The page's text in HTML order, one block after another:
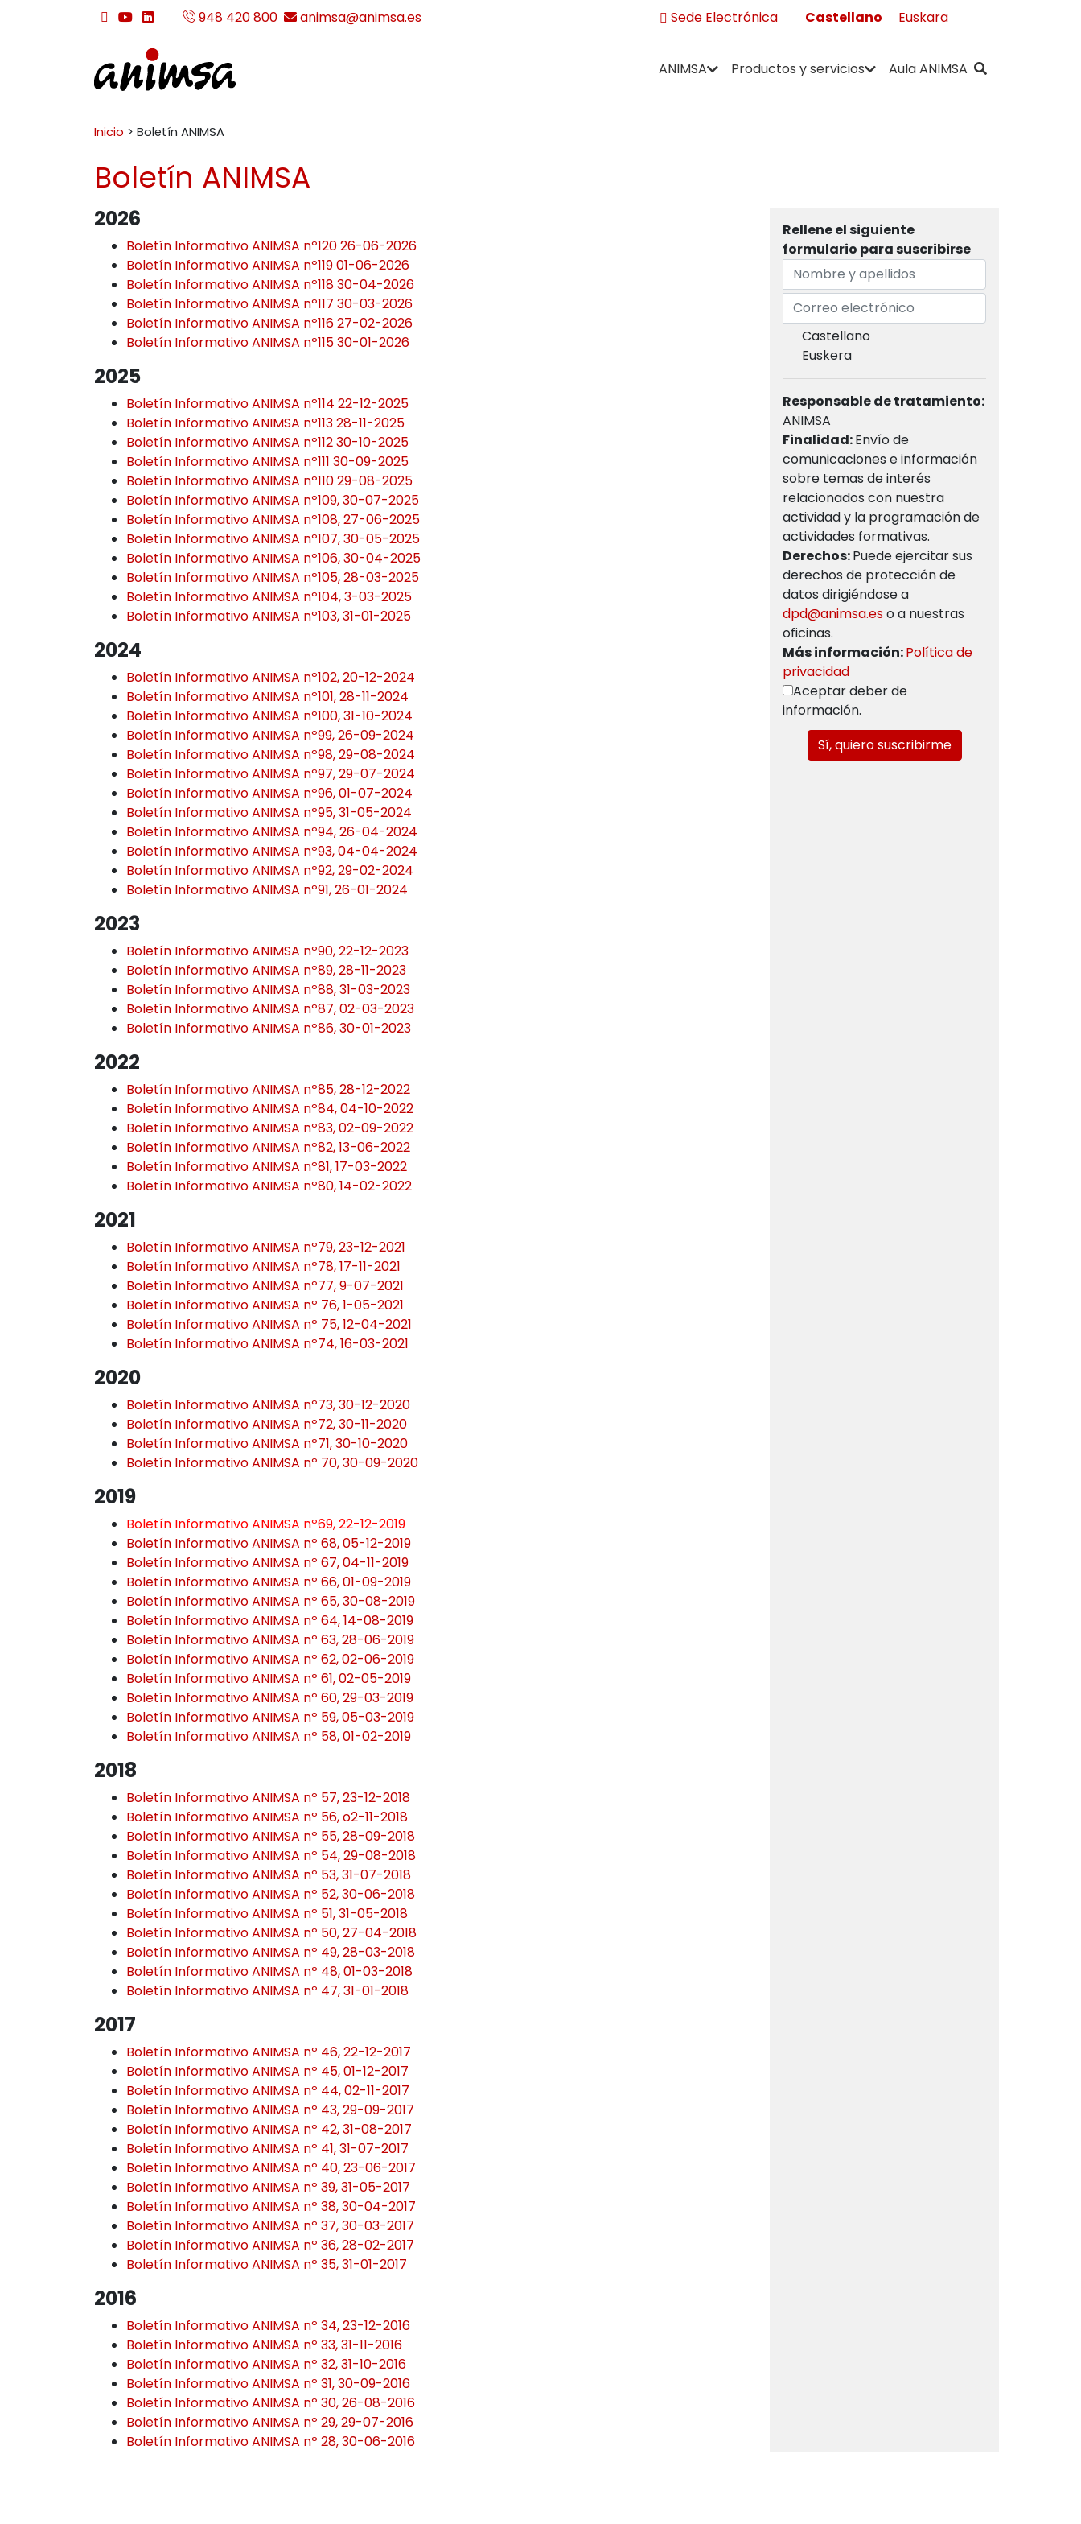
twitteryoutubelinkedin 948 420 800 animsa@animsa.es Sede Electrónica Castellano Euskara
ANIMSA ANIMSA Productos y servicios Aula ANIMSA " . __(
Inicio > Boletín ANIMSA
Boletín ANIMSA
2026
Boletín Informativo ANIMSA nº120 26-06-2026
Boletín Informativo ANIMSA nº119 01-06-2026
Boletín Informativo ANIMSA nº118 30-04-2026
Boletín Informativo ANIMSA nº117 30-03-2026
Boletín Informativo ANIMSA nº116 27-02-2026
Boletín Informativo ANIMSA nº115 30-01-2026
2025
Boletín Informativo ANIMSA nº114 22-12-2025
Boletín Informativo ANIMSA nº113 28-11-2025
Boletín Informativo ANIMSA nº112 30-10-2025
Boletín Informativo ANIMSA nº111 30-09-2025
Boletín Informativo ANIMSA nº110 29-08-2025
Boletín Informativo ANIMSA nº109, 30-07-2025
Boletín Informativo ANIMSA nº108, 27-06-2025
Boletín Informativo ANIMSA nº107, 30-05-2025
Boletín Informativo ANIMSA nº106, 30-04-2025
Boletín Informativo ANIMSA nº105, 28-03-2025
Boletín Informativo ANIMSA nº104, 3-03-2025
Boletín Informativo ANIMSA nº103, 31-01-2025
2024
Boletín Informativo ANIMSA nº102, 20-12-2024
Boletín Informativo ANIMSA nº101, 28-11-2024
Boletín Informativo ANIMSA nº100, 31-10-2024
Boletín Informativo ANIMSA nº99, 26-09-2024
Boletín Informativo ANIMSA nº98, 29-08-2024
Boletín Informativo ANIMSA nº97, 29-07-2024
Boletín Informativo ANIMSA nº96, 01-07-2024
Boletín Informativo ANIMSA nº95, 31-05-2024
Boletín Informativo ANIMSA nº94, 26-04-2024
Boletín Informativo ANIMSA nº93, 04-04-2024
Boletín Informativo ANIMSA nº92, 29-02-2024
Boletín Informativo ANIMSA nº91, 26-01-2024
2023
Boletín Informativo ANIMSA nº90, 22-12-2023
Boletín Informativo ANIMSA nº89, 28-11-2023
Boletín Informativo ANIMSA nº88, 31-03-2023
Boletín Informativo ANIMSA nº87, 02-03-2023
Boletín Informativo ANIMSA nº86, 30-01-2023
2022
Boletín Informativo ANIMSA nº85, 28-12-2022
Boletín Informativo ANIMSA nº84, 04-10-2022
Boletín Informativo ANIMSA nº83, 02-09-2022
Boletín Informativo ANIMSA nº82, 13-06-2022
Boletín Informativo ANIMSA nº81, 17-03-2022
Boletín Informativo ANIMSA nº80, 14-02-2022
2021
Boletín Informativo ANIMSA nº79, 23-12-2021
Boletín Informativo ANIMSA nº78, 17-11-2021
Boletín Informativo ANIMSA nº77, 9-07-2021
Boletín Informativo ANIMSA nº 76, 1-05-2021
Boletín Informativo ANIMSA nº 75, 12-04-2021
Boletín Informativo ANIMSA nº74, 16-03-2021
2020
Boletín Informativo ANIMSA nº73, 30-12-2020
Boletín Informativo ANIMSA nº72, 30-11-2020
Boletín Informativo ANIMSA nº71, 30-10-2020
Boletín Informativo ANIMSA nº 70, 30-09-2020
2019
Boletín Informativo ANIMSA nº69, 22-12-2019
Boletín Informativo ANIMSA nº 68, 05-12-2019
Boletín Informativo ANIMSA nº 67, 04-11-2019
Boletín Informativo ANIMSA nº 66, 01-09-2019
Boletín Informativo ANIMSA nº 65, 30-08-2019
Boletín Informativo ANIMSA nº 64, 14-08-2019
Boletín Informativo ANIMSA nº 63, 28-06-2019
Boletín Informativo ANIMSA nº 62, 02-06-2019
Boletín Informativo ANIMSA nº 61, 02-05-2019
Boletín Informativo ANIMSA nº 60, 29-03-2019
Boletín Informativo ANIMSA nº 59, 05-03-2019
Boletín Informativo ANIMSA nº 58, 01-02-2019
2018
Boletín Informativo ANIMSA nº 57, 23-12-2018
Boletín Informativo ANIMSA nº 56, o2-11-2018
Boletín Informativo ANIMSA nº 55, 28-09-2018
Boletín Informativo ANIMSA nº 54, 29-08-2018
Boletín Informativo ANIMSA nº 53, 31-07-2018
Boletín Informativo ANIMSA nº 52, 30-06-2018
Boletín Informativo ANIMSA nº 51, 31-05-2018
Boletín Informativo ANIMSA nº 50, 27-04-2018
Boletín Informativo ANIMSA nº 49, 28-03-2018
Boletín Informativo ANIMSA nº 48, 01-03-2018
Boletín Informativo ANIMSA nº 47, 31-01-2018
2017
Boletín Informativo ANIMSA nº 46, 22-12-2017
Boletín Informativo ANIMSA nº 45, 01-12-2017
Boletín Informativo ANIMSA nº 44, 02-11-2017
Boletín Informativo ANIMSA nº 43, 29-09-2017
Boletín Informativo ANIMSA nº 42, 31-08-2017
Boletín Informativo ANIMSA nº 41, 31-07-2017
Boletín Informativo ANIMSA nº 40, 23-06-2017
Boletín Informativo ANIMSA nº 39, 31-05-2017
Boletín Informativo ANIMSA nº 38, 30-04-2017
Boletín Informativo ANIMSA nº 37, 30-03-2017
Boletín Informativo ANIMSA nº 36, 28-02-2017
Boletín Informativo ANIMSA nº 35, 31-01-2017
2016
Boletín Informativo ANIMSA nº 34, 23-12-2016
Boletín Informativo ANIMSA nº 33, 31-11-2016
Boletín Informativo ANIMSA nº 32, 31-10-2016
Boletín Informativo ANIMSA nº 31, 30-09-2016
Boletín Informativo ANIMSA nº 30, 26-08-2016
Boletín Informativo ANIMSA nº 29, 29-07-2016
Boletín Informativo ANIMSA nº 28, 30-06-2016
Rellene el siguiente
formulario para suscribirse
Nombre y apellidos
Correo electrónico
Castellano
Euskera
Responsable de tratamiento:
ANIMSA
Finalidad:Envío de
comunicaciones e información
sobre temas de interés
relacionados con nuestra
actividad y la programación de
actividades formativas.
Derechos:Puede ejercitar sus
derechos de protección de
datos dirigiéndose a
dpd@animsa.eso a nuestras
oficinas.
Más información:Política de
privacidad
Aceptar deber de
información.